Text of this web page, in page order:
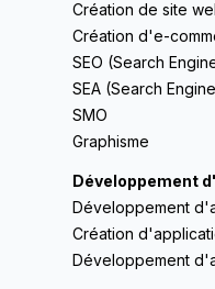
Création de site
Création d'e-
SEO (Search
SEA (Search
SMO
Graphisme
Développement
Développement
Création
Développement